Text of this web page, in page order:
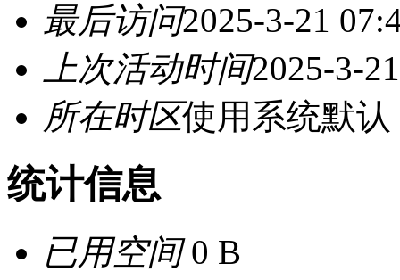
最后访问2025-3-21
上次活动时间2025-3-
所在时区使用系统默认
统计信息
已用空间0 B